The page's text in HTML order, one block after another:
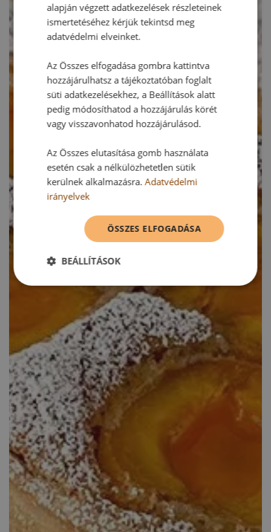
alapján végzett adatkezelések részleteinek
ismertetéséhez kérjük tekintsd meg
adatvédelmi elveinket.
Az Összes elfogadása gombra kattintva
hozzájárulhatsz a tájékoztatóban foglalt
süti adatkezelésekhez, a Beállítások alatt
pedig módosíthatod a hozzájárulás körét
vagy visszavonhatod hozzájárulásod.
Az Összes elutasítása gomb használata
esetén csak a nélkülözhetetlen sütik
kerülnek alkalmazásra.Adatvédelmi
irányelvek
ÖSSZES ELFOGADÁSA
BEÁLLÍTÁSOK